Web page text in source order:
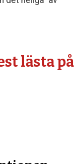
lästa på